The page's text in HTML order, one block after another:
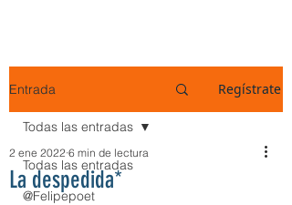
Entrada Regístrate
Todas las entradas
@Felipepoet
Todas las entradas
La despedida*
2 ene 2022 6 min de lectura